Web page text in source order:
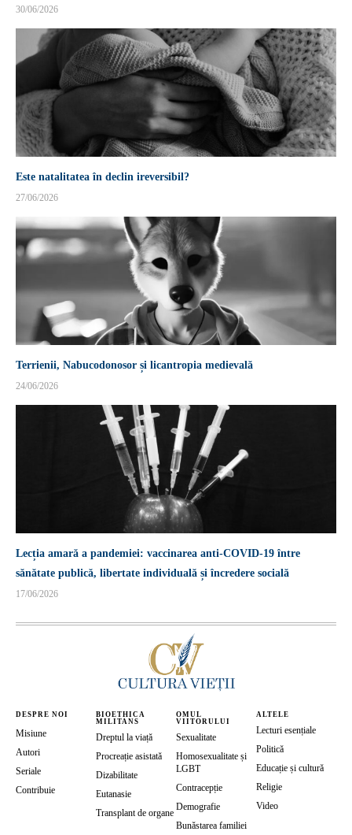
30/06/2026
Este natalitatea în declin ireversibil?
27/06/2026
Terrienii, Nabucodonosor și licantropia medievală
24/06/2026
Lecția amară a pandemiei: vaccinarea anti-COVID-19 între
sănătate publică, libertate individuală și încredere socială
17/06/2026
DESPRE NOI
Misiune
Autori
Seriale
Contribuie
BIOETHICA
MILITANS
Dreptul la viață
Procreație asistată
Dizabilitate
Eutanasie
Transplant de organe
OMUL
VIITORULUI
Sexualitate
Homosexualitate și
LGBT
Contracepție
Demografie
Bunăstarea familiei
ALTELE
Lecturi esențiale
Politică
Educație și cultură
Religie
Video